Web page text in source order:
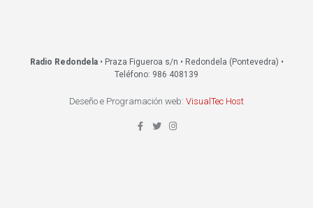
Radio Redondela• Praza Figueroa s/n • Redondela (Pontevedra) •
Teléfono: 986 408139
Deseño e Programación web: VisualTec Host